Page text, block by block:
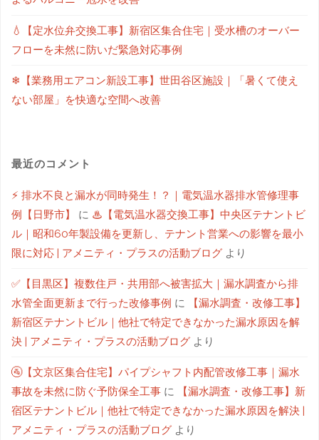
💧【定水位弁交換工事】新宿区集合住宅｜受水槽のオーバー
フローを未然に防いだ緊急対応事例
❄【業務用エアコン新設工事】世田谷区施設｜「暑くて使え
ない部屋」を快適な空間へ改善
最近のコメント
⚡ 排水不良と漏水が同時発生！？｜電気温水器排水管修理事
例【日野市】
に ♨【電気温水器交換工事】中央区テナントビ
ル｜昭和60年製設備を更新し、テナント営業への影響を最小
限に対応 | アメニティ・プラスの活動ブログ より
✅【目黒区】複数住戸・共用部へ被害拡大｜漏水調査から排
水管全面更新まで行った改修事例 に
【漏水調査・改修工事】
新宿区テナントビル｜他社で特定できなかった漏水原因を解
決 | アメニティ・プラスの活動ブログ より
🚰【文京区集合住宅】パイプシャフト内配管改修工事｜漏水
事故を未然に防ぐ予防保全工事 に
【漏水調査・改修工事】新
宿区テナントビル｜他社で特定できなかった漏水原因を解決 |
アメニティ・プラスの活動ブログ より